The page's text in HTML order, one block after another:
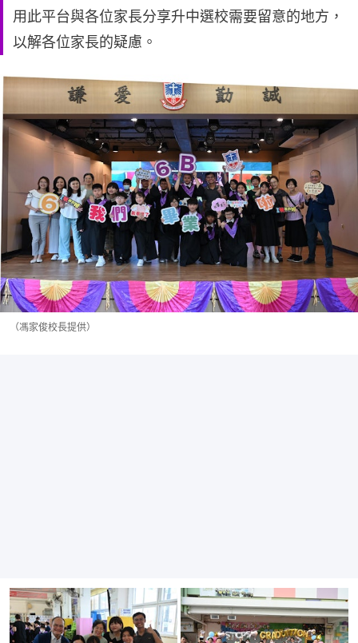
用此平台與各位家長分享升中選校需要留意的地方，
以解各位家長的疑慮。
（馮家俊校長提供）